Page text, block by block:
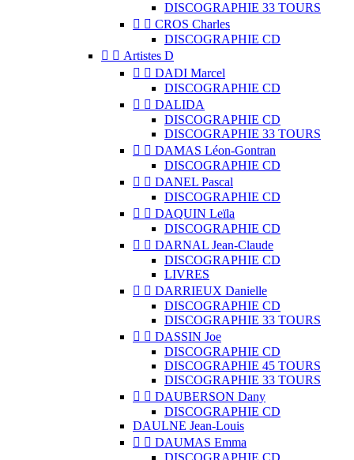
DISCOGRAPHIE 33 TOURS
  CROS Charles
DISCOGRAPHIE CD
  Artistes D
  DADI Marcel
DISCOGRAPHIE CD
  DALIDA
DISCOGRAPHIE CD
DISCOGRAPHIE 33 TOURS
  DAMAS Léon-Gontran
DISCOGRAPHIE CD
  DANEL Pascal
DISCOGRAPHIE CD
  DAQUIN Leïla
DISCOGRAPHIE CD
  DARNAL Jean-Claude
DISCOGRAPHIE CD
LIVRES
  DARRIEUX Danielle
DISCOGRAPHIE CD
DISCOGRAPHIE 33 TOURS
  DASSIN Joe
DISCOGRAPHIE CD
DISCOGRAPHIE 45 TOURS
DISCOGRAPHIE 33 TOURS
  DAUBERSON Dany
DISCOGRAPHIE CD
DAULNE Jean-Louis
  DAUMAS Emma
DISCOGRAPHIE CD